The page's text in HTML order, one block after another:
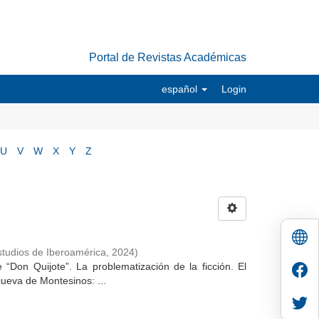
Portal de Revistas Académicas
español Login
U V W X Y Z
de Iberoamérica, 2024)
Quijote”. La problematización de la ficción. El
de Montesinos: ...